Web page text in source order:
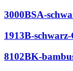
3000BSA-
1913B-
8102BK-